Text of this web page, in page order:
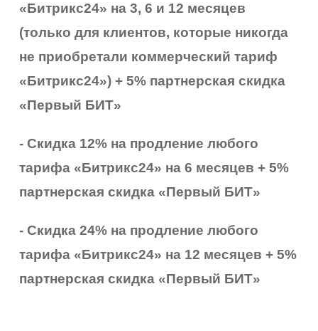
«Битрикс24» на 3, 6 и 12 месяцев
(только для клиентов, которые никогда
не приобретали коммерческий тариф
«Битрикс24») + 5% партнерская скидка
«Первый БИТ»
- Скидка 12% на продление любого
тарифа «Битрикс24» на 6 месяцев+ 5%
партнерская скидка «Первый БИТ»
- Скидка 24% на продление любого
тарифа «Битрикс24» на 12 месяцев+ 5%
партнерская скидка «Первый БИТ»